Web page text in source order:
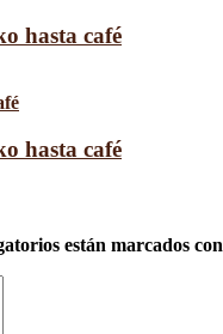
hasta café
hasta café
están marcados con